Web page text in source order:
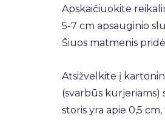
Apskaičiuokite
5-7 cm apsauginio
Šiuos matmenis
Atsižvelkite į
(svarbūs kurjeriams)
storis yra apie 0,5